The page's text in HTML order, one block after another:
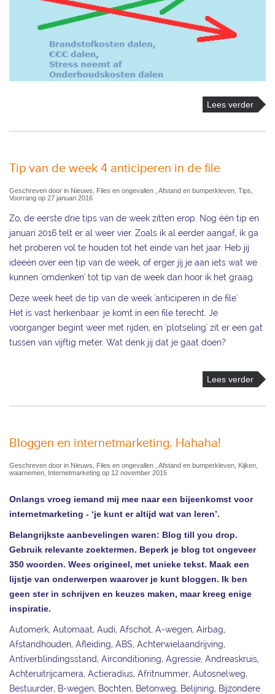
Lees verder
Tip van de week 4 anticiperen in de file
Geschreven door in Nieuws, Files en ongevallen , Afstand en bumperkleven, Tips,
Voorrang op 27 januari 2016
Zo, de eerste drie tips van de week zitten erop. Nog één tip en
januari 2016 telt er al weer vier. Zoals ik al eerder aangaf, ik ga
het proberen vol te houden tot het einde van het jaar. Heb jij
ideeën over een tip van de week, of erger jij je aan iets wat we
kunnen 'omdenken' tot tip van de week dan hoor ik het graag.
Deze week heet de tip van de week 'anticiperen in de file'.
Het is vast herkenbaar: je komt in een file terecht. Je
voorganger begint weer met rijden, en 'plotseling' zit er een gat
tussen van vijftig meter. Wat denk jij dat je gaat doen?
Lees verder
Bloggen en internetmarketing. Hahaha!
Geschreven door in Nieuws, Files en ongevallen , Afstand en bumperkleven, Kijken,
waarnemen, Internetmarketing op 12 november 2015
Onlangs vroeg iemand mij mee naar een bijeenkomst voor
internetmarketing - ‘je kunt er altijd wat van leren’.
Belangrijkste aanbevelingen waren: Blog till you drop.
Gebruik relevante zoektermen. Beperk je blog tot ongeveer
350 woorden. Wees origineel, met unieke tekst. Maak een
lijstje van onderwerpen waarover je kunt bloggen. Ik ben
geen ster in schrijven en keuzes maken, maar kreeg enige
inspiratie.
Automerk, Automaat, Audi, Afschot, A-wegen, Airbag,
Afstandhouden, Afleiding, ABS, Achterwielaandrijving,
Antiverblindingsstand, Airconditioning, Agressie, Andreaskruis,
Achteruitrijcamera, Actieradius, Afritnummer, Autosnelweg,
Bestuurder, B-wegen, Bochten, Betonweg, Belijning, Bijzondere